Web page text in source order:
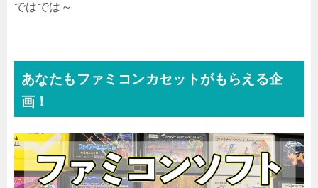
ではでは～
あなたもファミコンカセットがもらえる企
画！